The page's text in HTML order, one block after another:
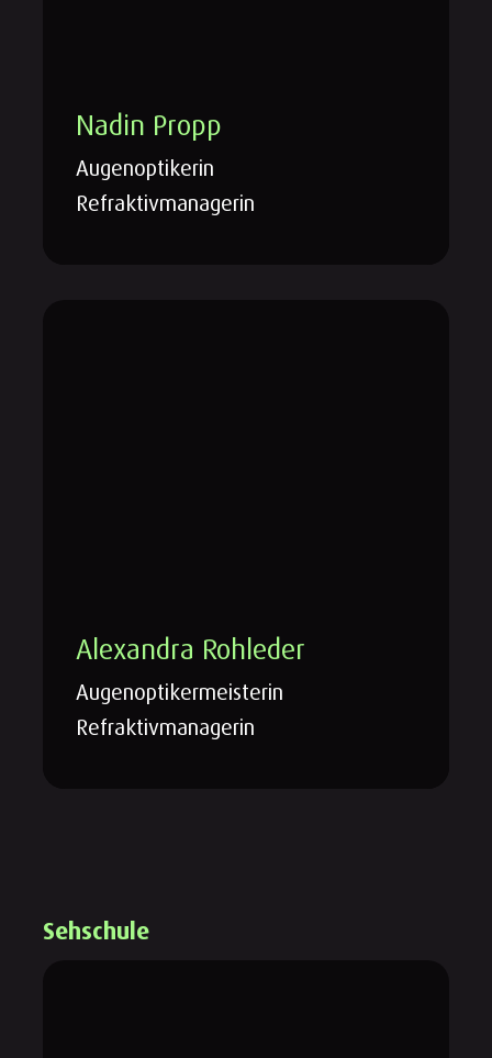
Nadin Propp
Augenoptikerin
Refraktivmanagerin
Alexandra Rohleder
Augenoptikermeisterin
Refraktivmanagerin
Sehschule